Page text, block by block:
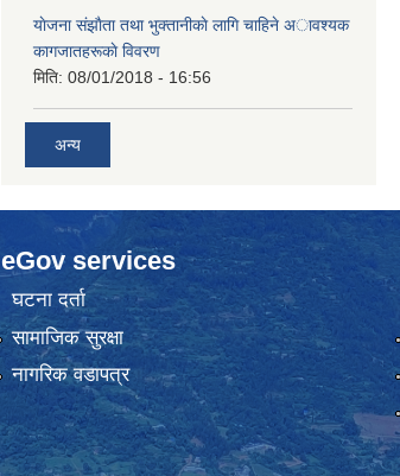
याेजना संझाैता तथा भुक्तानीकाे लागि चाहिने अावश्यक
कागजातहरूकाे विवरण
मिति: 08/01/2018 - 16:56
अन्य
eGov services
घटना दर्ता
सामाजिक सुरक्षा
नागरिक वडापत्र